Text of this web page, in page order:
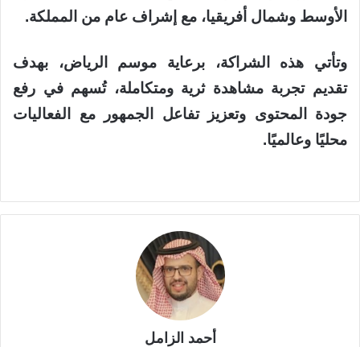
الأوسط وشمال أفريقيا، مع إشراف عام من المملكة.
وتأتي هذه الشراكة، برعاية موسم الرياض،
بهدف
تقديم تجربة مشاهدة ثرية ومتكاملة، تُسهم في رفع
جودة
المحتوى وتعزيز تفاعل الجمهور مع
الفعاليات
محليًا وعالميًا.
أحمد الزامل